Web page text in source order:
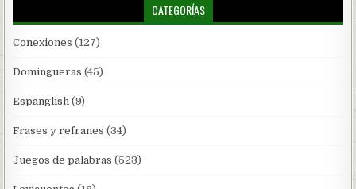
CATEGORÍAS
Conexiones (127)
Domingueras (45)
Espanglish (9)
Frases y refranes (34)
Juegos de palabras (523)